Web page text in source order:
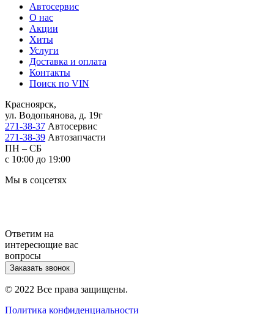
Автосервис
О нас
Акции
Хиты
Услуги
Доставка и оплата
Контакты
Поиск по VIN
Красноярск,
ул. Водопьянова, д. 19г
271-38-37 Автосервис
271-38-39 Автозапчасти
ПН – СБ
с 10:00 до 19:00
Мы в соцсетях
Ответим на
интересющие вас
вопросы
Заказать звонок
© 2022 Все права защищены.
Политика конфиденциальности